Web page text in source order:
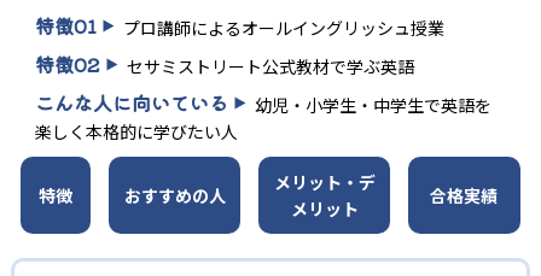
特徴01 プロ講師によるオールイングリッシュ授業
特徴02 セサミストリート公式教材で学ぶ英語
こんな人に向いている
幼児・小学生・中学生で英語を
楽しく本格的に学びたい人
特徴 おすすめの人
メリット・デ
メリット
合格実績